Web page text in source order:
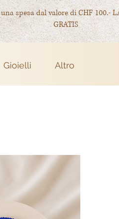
spesa dal valore di CHF 100.-
GRATIS
Gioielli Altro